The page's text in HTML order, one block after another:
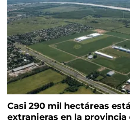
Casi 290 mil hectáreas
extranjeras en la provincia